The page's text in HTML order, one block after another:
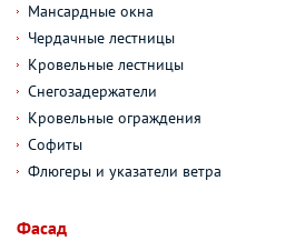
Мансардные окна
Чердачные лестницы
Кровельные лестницы
Снегозадержатели
Кровельные ограждения
Софиты
Флюгеры и указатели ветра
Фасад